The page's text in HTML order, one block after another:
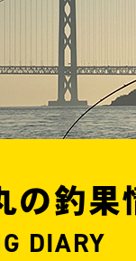
の釣果
DIARY